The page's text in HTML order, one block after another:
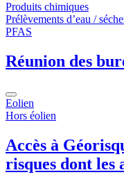
Produits chimiques
Prélèvements d’eau /
PFAS
Réunion des
Eolien
Hors éolien
Accès à
risques dont les